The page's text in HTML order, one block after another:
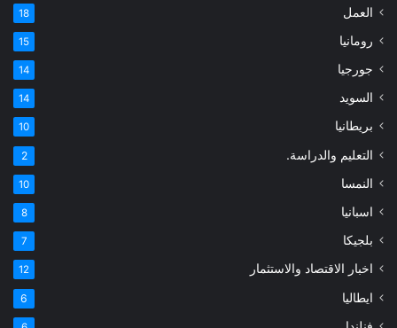
العمل 18
رومانيا 15
جورجيا 14
السويد 14
بريطانيا 10
التعليم والدراسة. 2
النمسا 10
اسبانيا 8
بلجيكا 7
اخبار الاقتصاد والاستثمار 12
ايطاليا 6